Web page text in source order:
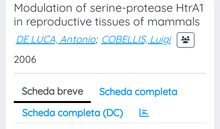
Modulation of serine-protease HtrA1
in reproductive tissues of mammals
DE LUCA, Antonio; COBELLIS, Luigi
2006
Scheda breve
Scheda completa
Scheda completa (DC)